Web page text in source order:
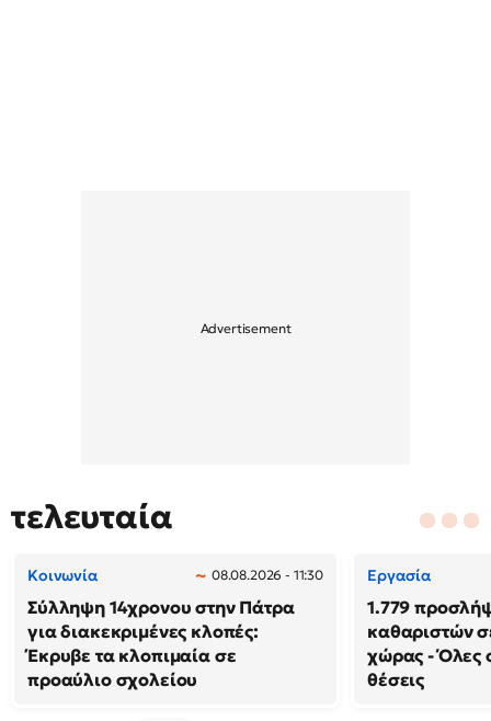
τελευταία
Κοινωνία 08.08.2026 - 11:30
Σύλληψη 14χρονου στην Πάτρα
για διακεκριμένες κλοπές:
Έκρυβε τα κλοπιμαία σε
προαύλιο σχολείου
Εργασία
1.779
καθαριστών
χώρας - Όλες
θέσεις